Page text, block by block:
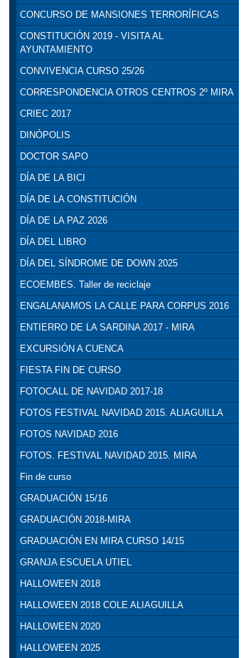
CONCURSO DE MANSIONES TERRORÍFICAS
CONSTITUCIÓN 2019 - VISITA AL
AYUNTAMIENTO
CONVIVENCIA CURSO 25/26
CORRESPONDENCIA OTROS CENTROS 2º MIRA
CRIEC 2017
DINÓPOLIS
DOCTOR SAPO
DÍA DE LA BICI
DÍA DE LA CONSTITUCIÓN
DÍA DE LA PAZ 2026
DÍA DEL LIBRO
DÍA DEL SÍNDROME DE DOWN 2025
ECOEMBES. Taller de reciclaje
ENGALANAMOS LA CALLE PARA CORPUS 2016
ENTIERRO DE LA SARDINA 2017 - MIRA
EXCURSIÓN A CUENCA
FIESTA FIN DE CURSO
FOTOCALL DE NAVIDAD 2017-18
FOTOS FESTIVAL NAVIDAD 2015. ALIAGUILLA
FOTOS NAVIDAD 2016
FOTOS. FESTIVAL NAVIDAD 2015. MIRA
Fin de curso
GRADUACIÓN 15/16
GRADUACIÓN 2018-MIRA
GRADUACIÓN EN MIRA CURSO 14/15
GRANJA ESCUELA UTIEL
HALLOWEEN 2018
HALLOWEEN 2018 COLE ALIAGUILLA
HALLOWEEN 2020
HALLOWEEN 2025